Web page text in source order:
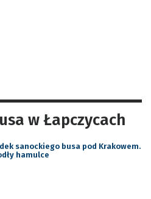
w Łapczycach
sanockiego busa pod Krakowem.
hamulce